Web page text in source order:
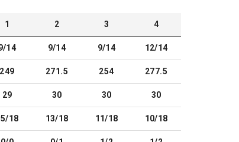
1 2 3 4
14 9/14 9/14 12/14
249 271.5 254 277.5
29 30 30 30
18 13/18 11/18 10/18